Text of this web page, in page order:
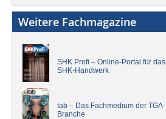
Weitere Fachmagazine
SHK Profi – Online-Portal für das
SHK-Handwerk
tab – Das Fachmedium der TGA-
Branche